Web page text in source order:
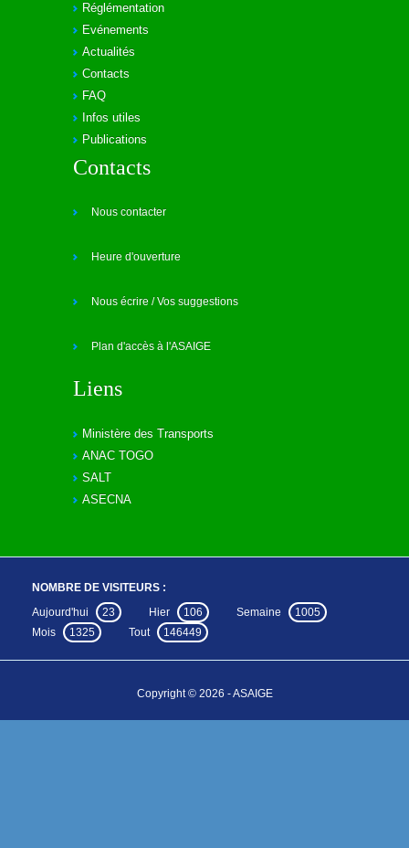
Réglémentation
Evénements
Actualités
Contacts
FAQ
Infos utiles
Publications
Contacts
Nous contacter
Heure d'ouverture
Nous écrire / Vos suggestions
Plan d'accès à l'ASAIGE
Liens
Ministère des Transports
ANAC TOGO
SALT
ASECNA
NOMBRE DE VISITEURS :
Aujourd'hui
23 Hier 106 Semaine
1005
Mois
1325 Tout 146449
Copyright © 2026 - ASAIGE